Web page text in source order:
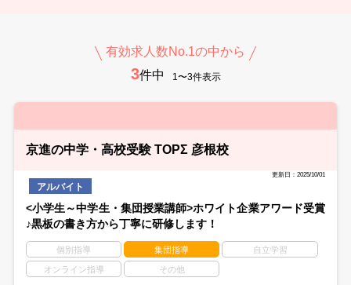
有効求人数No.1の中から
3件中 1〜3件表示
京進の中学・高校受験 TOPΣ 彦根校
更新日：2025/10/01
アルバイト
<小学生～中学生・集団授業講師>ホワイト企業アワード受賞
♪黒板の書き方から丁寧に研修します！
個別指導 集団指導 自立学習
オンライン指導 その他